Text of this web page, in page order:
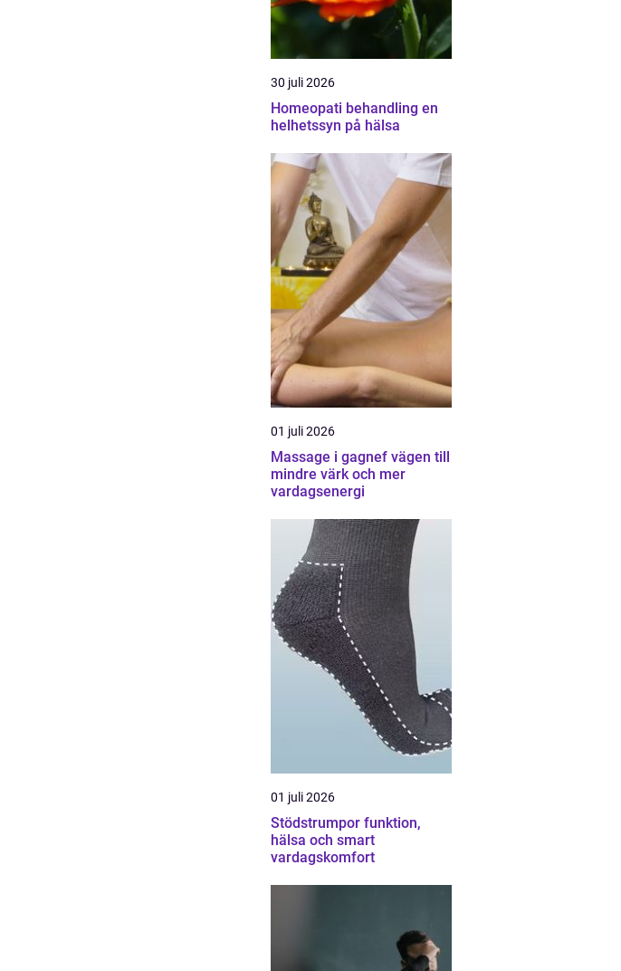
30 juli 2026
Homeopati behandling en
helhetssyn på hälsa
01 juli 2026
Massage i gagnef vägen till
mindre värk och mer
vardagsenergi
01 juli 2026
Stödstrumpor funktion,
hälsa och smart
vardagskomfort